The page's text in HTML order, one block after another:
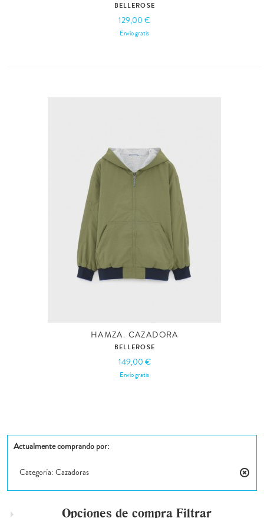
BELLEROSE
129,00 €
Envío gratis
HAMZA. CAZADORA
BELLEROSE
149,00 €
Envío gratis
Actualmente comprando por:
este
Categoría: Cazadoras
Opciones de compra Filtrar